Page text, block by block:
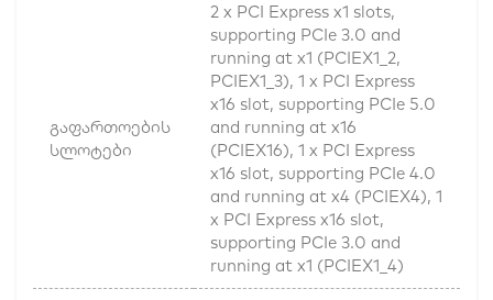
გაფართოების
სლოტები
2 x PCI Express x1 slots,
supporting PCIe 3.0 and
running at x1 (PCIEX1_2,
PCIEX1_3), 1 x PCI Express
x16 slot, supporting PCIe 5.0
and running at x16
(PCIEX16), 1 x PCI Express
x16 slot, supporting PCIe 4.0
and running at x4 (PCIEX4), 1
x PCI Express x16 slot,
supporting PCIe 3.0 and
running at x1 (PCIEX1_4)